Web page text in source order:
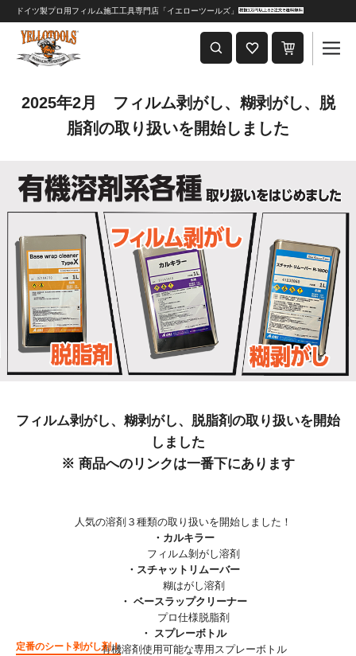
重要なおしらせ
2024年8月1日 価格改定につきまして
ドイツ製プロ用フィルム施工工具専門店「イエローツールズ」
2025年2月 フィルム剥がし、糊剥がし、脱
脂剤の取り扱いを開始しました
フィルム剥がし、糊剥がし、脱脂剤の取り扱いを開始
しました
※ 商品へのリンクは一番下にあります
人気の溶剤３種類の取り扱いを開始しました！
・カルキラー
フィルム剝がし溶剤
・スチャットリムーバー
糊はがし溶剤
・ ベースラップクリーナー
プロ仕様脱脂剤
・ スプレーボトル
有機溶剤使用可能な専用スプレーボトル
定番のシート剥がし剤！